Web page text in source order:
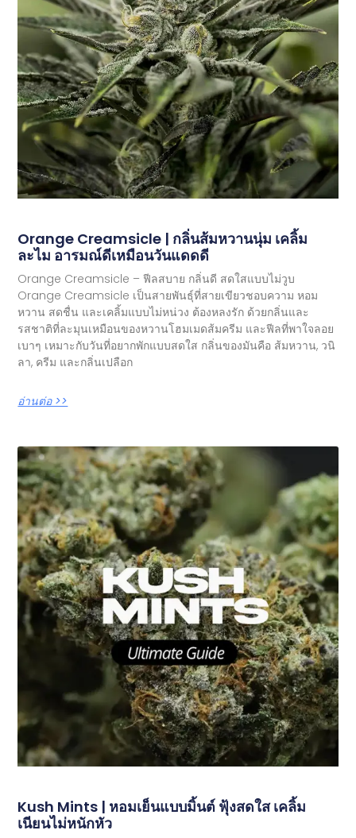
Orange Creamsicle | กลิ่นส้มหวานนุ่ม เคลิ้ม
ละไม อารมณ์ดีเหมือนวันแดดดี
Orange Creamsicle – ฟีลสบาย กลิ่นดี สดใสแบบไม่วูบ
Orange Creamsicle เป็นสายพันธุ์ที่สายเขียวชอบความ หอม
หวาน สดชื่น และเคลิ้มแบบไม่หน่วง ต้องหลงรัก ด้วยกลิ่นและ
รสชาติที่ละมุนเหมือนของหวานโฮมเมดส้มครีม และฟีลที่พาใจลอย
เบาๆ เหมาะกับวันที่อยากพักแบบสดใส กลิ่นของมันคือ ส้มหวาน, วนิ
ลา, ครีม และกลิ่นเปลือก
อ่านต่อ >>
Kush Mints | หอมเย็นแบบมิ้นต์ ฟุ้งสดใส เคลิ้ม
เนียนไม่หนักหัว